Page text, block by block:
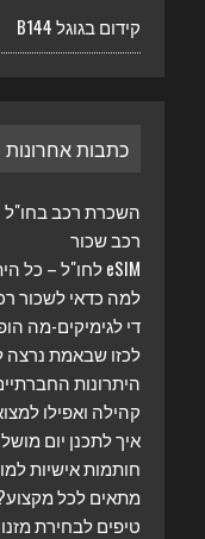
קידום בגוגל B144
כתבות אחרונות
השכרת רכב בחו"ל
רכב שכור
eSIM לחו"ל – כל היתרונות במקום אחד
למה כדאי לשכור
די לגימיקים-מה
לכזו שבאמת
היתרונות
קהילה ואפילו
איך לתכנן יום
חותמות אישיות
מתאים לכל
טיפים לבחירת